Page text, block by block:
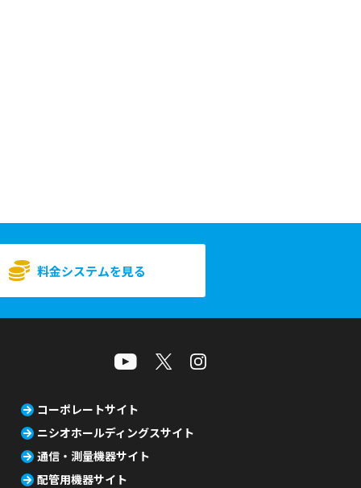
料金システムを見る
コーポレートサイト
ニシオホールディングスサイト
通信・測量機器サイト
配管用機器サイト